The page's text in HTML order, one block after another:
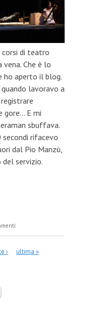
di teatro
vena. Che è lo
ho aperto il blog.
lavoravo a
gore... E mi
sbuffava.
rifacevo
dal Pio Manzù,
servizio.
› ultima »